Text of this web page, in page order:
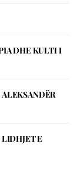
DHE KULTI I
ALEKSANDËR
E